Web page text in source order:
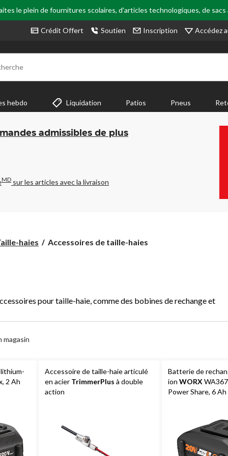
le plein de fournitures scolaires, d'articles technologiques, de
Crédit Offert Soutien Inscription Accédez
hebdo Liquidation Patios Pneus
admissibles de plus
MD sur les articles avec la livraison
haies
Accessoires
Accessoires de taille-haies
pour taille-haie, comme des bobines de rechange et
magasin
2 Ah
Accessoire de taille-haie articulé
en acier TrimmerPlus à double
action
Batterie de
ion WORX
Power Share, 6 Ah